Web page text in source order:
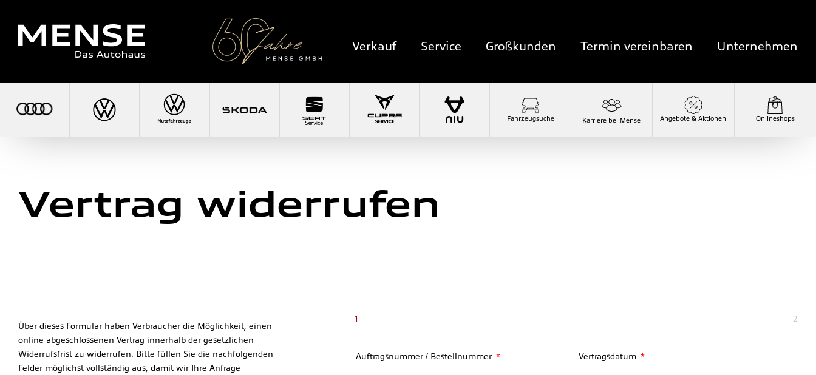
Verkauf Service Großkunden Termin vereinbaren Unternehmen
Fahrzeugsuche Karriere bei Mense Angebote & Aktionen Onlineshops
Vertrag widerrufen
Über dieses Formular haben Verbraucher die Möglichkeit, einen
online abgeschlossenen Vertrag innerhalb der gesetzlichen
Widerrufsfrist zu widerrufen. Bitte füllen Sie die nachfolgenden
Felder möglichst vollständig aus, damit wir Ihre Anfrage
1 2
Auftragsnummer / Bestellnummer Vertragsdatum